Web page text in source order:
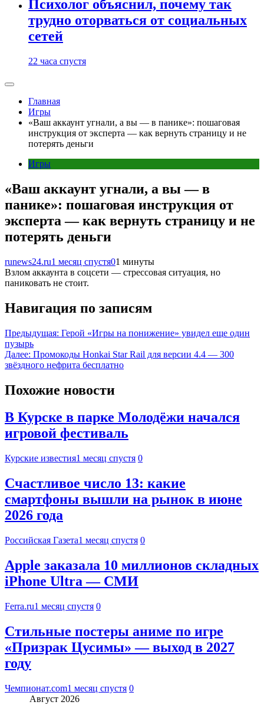
Психолог объяснил, почему так
трудно оторваться от социальных
сетей
22 часа спустя
Главная
Игры
«Ваш аккаунт угнали, а вы — в панике»: пошаговая
инструкция от эксперта — как вернуть страницу и не
потерять деньги
Игры
«Ваш аккаунт угнали, а вы — в
панике»: пошаговая инструкция от
эксперта — как вернуть страницу и не
потерять деньги
runews24.ru1 месяц спустя01 минуты
Взлом аккаунта в соцсети — стрессовая ситуация, но
паниковать не стоит.
Навигация по записям
Предыдущая: Герой «Игры на понижение» увидел еще один
пузырь
Далее: Промокоды Honkai Star Rail для версии 4.4 — 300
звёздного нефрита бесплатно
Похожие новости
В Курске в парке Молодёжи начался
игровой фестиваль
Курские известия1 месяц спустя 0
Счастливое число 13: какие
смартфоны вышли на рынок в июне
2026 года
Российская Газета1 месяц спустя 0
Apple заказала 10 миллионов складных
iPhone Ultra — СМИ
Ferra.ru1 месяц спустя 0
Стильные постеры аниме по игре
«Призрак Цусимы» — выход в 2027
году
Чемпионат.com1 месяц спустя 0
Август 2026